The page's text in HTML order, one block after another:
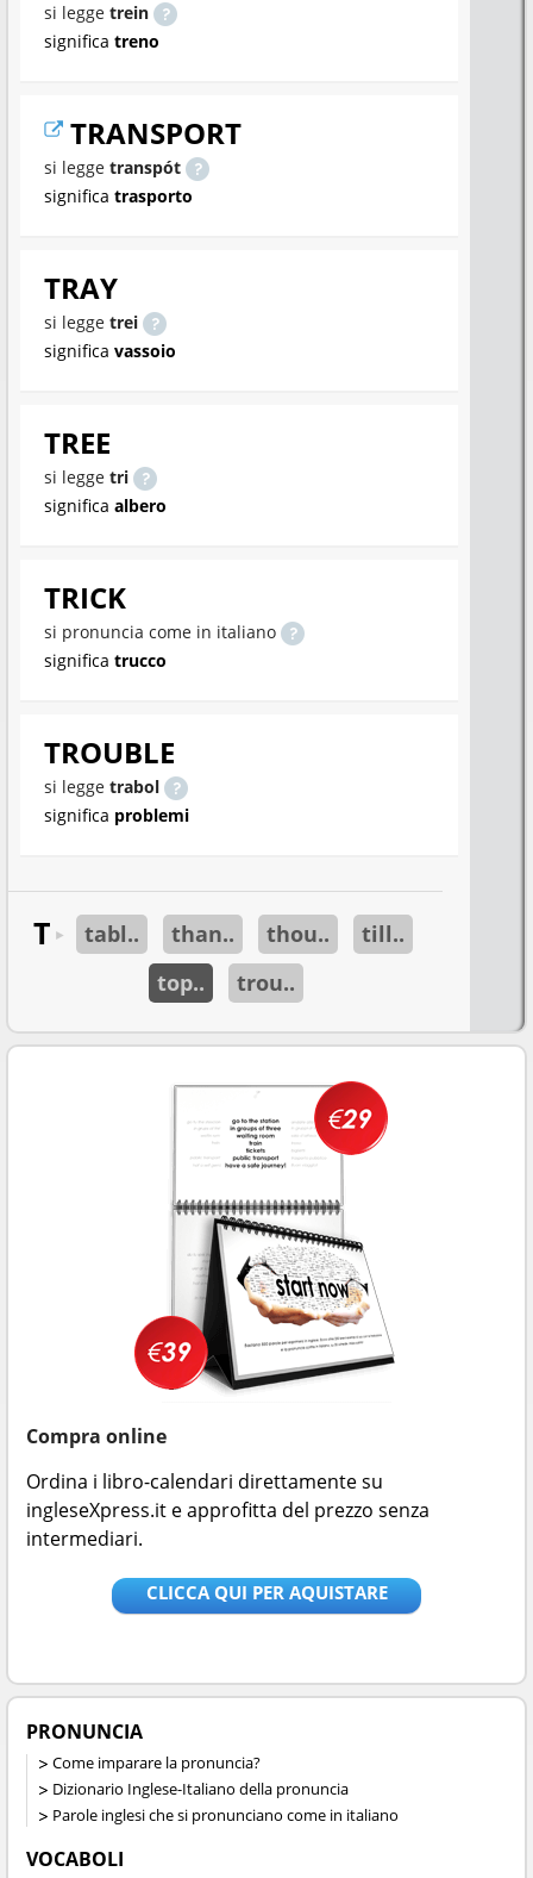
si legge trein
significa treno
TRANSPORT
si legge transpót
significa trasporto
TRAY
si legge trei
significa vassoio
TREE
si legge tri
significa albero
TRICK
si pronuncia come in italiano
significa trucco
TROUBLE
si legge trabol
significa problemi
T ► tabl.. than.. thou..
till..
top..
trou..
Compra online
Ordina i libro-calendari direttamente su
ingleseXpress.it e approfitta del prezzo senza
intermediari.
CLICCA QUI PER AQUISTARE
PRONUNCIA
Come imparare la pronuncia?
Dizionario Inglese-Italiano della pronuncia
Parole inglesi che si pronunciano come in italiano
VOCABOLI